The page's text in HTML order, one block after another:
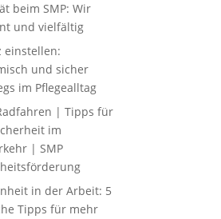
beim SMP: Wir
und vielfältig
einstellen:
und sicher
im Pflegealltag
| Tipps für
im
| SMP
in der Arbeit: 5
Tipps für mehr